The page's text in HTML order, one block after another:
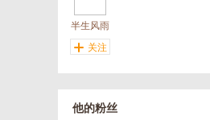
半生风雨
关注
他的粉丝